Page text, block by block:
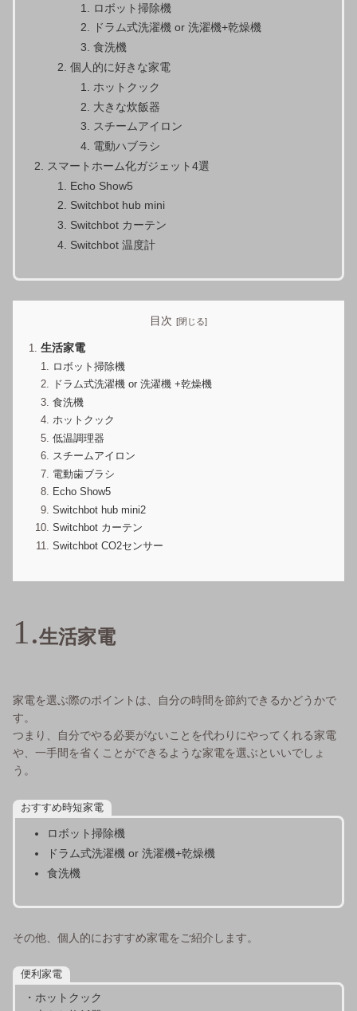
ロボット掃除機
ドラム式洗濯機 or 洗濯機+乾燥機
食洗機
個人的に好きな家電
ホットクック
大きな炊飯器
スチームアイロン
電動ハブラシ
スマートホーム化ガジェット4選
Echo Show5
Switchbot hub mini
Switchbot カーテン
Switchbot 温度計
目次
生活家電
ロボット掃除機
ドラム式洗濯機 or 洗濯機 +乾燥機
食洗機
ホットクック
低温調理器
スチームアイロン
電動歯ブラシ
Echo Show5
Switchbot hub mini2
Switchbot カーテン
Switchbot CO2センサー
生活家電
家電を選ぶ際のポイントは、自分の時間を節約できるかどうかで
す。
つまり、自分でやる必要がないことを代わりにやってくれる家電
や、一手間を省くことができるような家電を選ぶといいでしょ
う。
おすすめ時短家電
ロボット掃除機
ドラム式洗濯機 or 洗濯機+乾燥機
食洗機
その他、個人的におすすめ家電をご紹介します。
便利家電
・ホットクック